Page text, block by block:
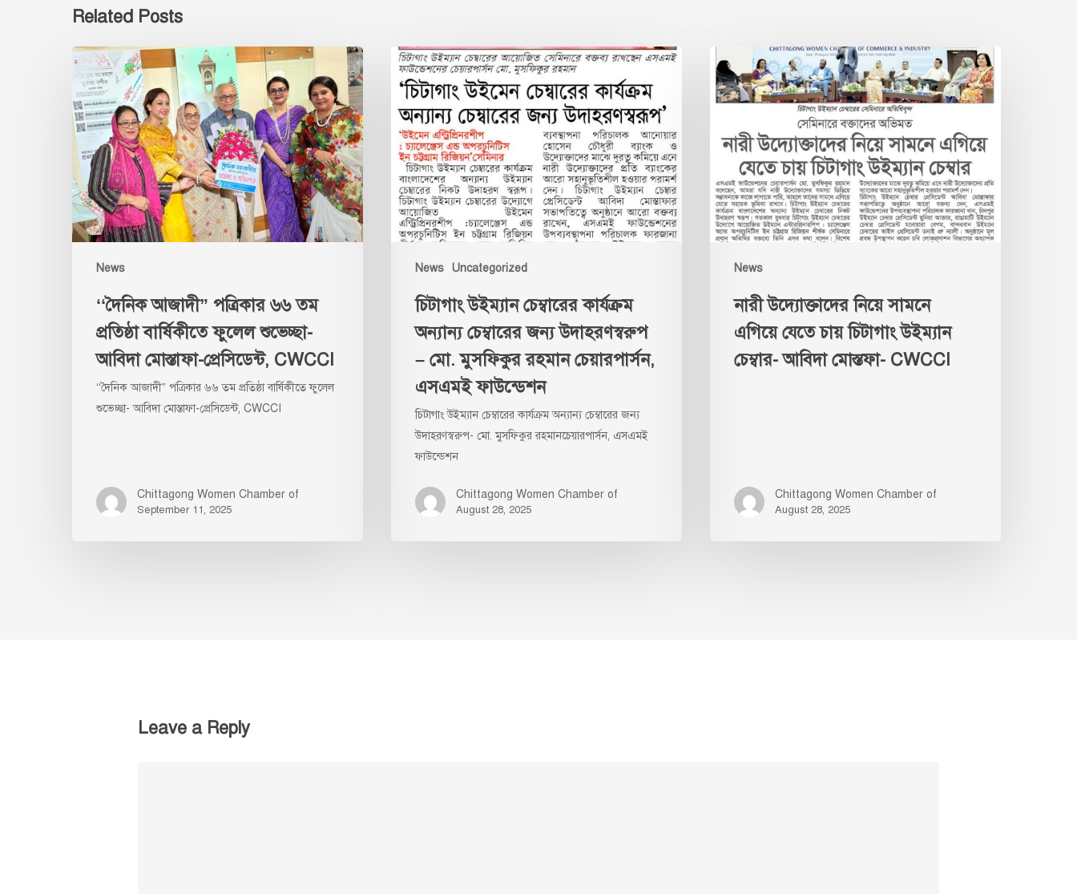
Related Posts
News
‘‘দৈনিক
আজাদী”
পত্রিকার
৬৬
তম
প্রতিষ্ঠা
বার্ষিকীতে
ফুলেল
শুভেচ্ছা-
আবিদা
মোস্তাফা-
CWCCI‘‘দৈনিক আজাদী” পত্রিকার ৬৬ তম
প্রতিষ্ঠা বার্ষিকীতে ফুলেল শুভেচ্ছা-
আবিদা মোস্তাফা-প্রেসিডেন্ট, CWCCI
‘‘দৈনিক আজাদী” পত্রিকার ৬৬ তম প্রতিষ্ঠা বার্ষিকীতে ফুলেল
শুভেচ্ছা- আবিদা মোস্তাফা-প্রেসিডেন্ট, CWCCI
Chittagong Women Chamber of
September 11, 2025
News Uncategorized
চিটাগাং
উইম্যান
চেম্বারের
কার্যক্রম
অন্যান্য
চেম্বারের
জন্য
উদাহরণস্বরুপ
মো.
মুসফিকুর
চেয়ারপার্সন,
এসএমই
চিটাগাং উইম্যান চেম্বারের কার্যক্রম
অন্যান্য চেম্বারের জন্য উদাহরণস্বরুপ
– মো. মুসফিকুর রহমান চেয়ারপার্সন,
এসএমই ফাউন্ডেশন
চিটাগাং উইম্যান চেম্বারের কার্যক্রম অন্যান্য চেম্বারের জন্য
উদাহরণস্বরুপ- মো. মুসফিকুর রহমানচেয়ারপার্সন, এসএমই
ফাউন্ডেশন
Chittagong Women Chamber of
August 28, 2025
News
উদ্যোক্তাদের
নিয়ে
এগিয়ে
চায়
চিটাগাং
উইম্যান
চেম্বার-
আবিদা
CWCCIনারী উদ্যোক্তাদের নিয়ে সামনে
এগিয়ে যেতে চায় চিটাগাং উইম্যান
চেম্বার- আবিদা মোস্তফা- CWCCI
Chittagong Women Chamber of
August 28, 2025
Leave a Reply